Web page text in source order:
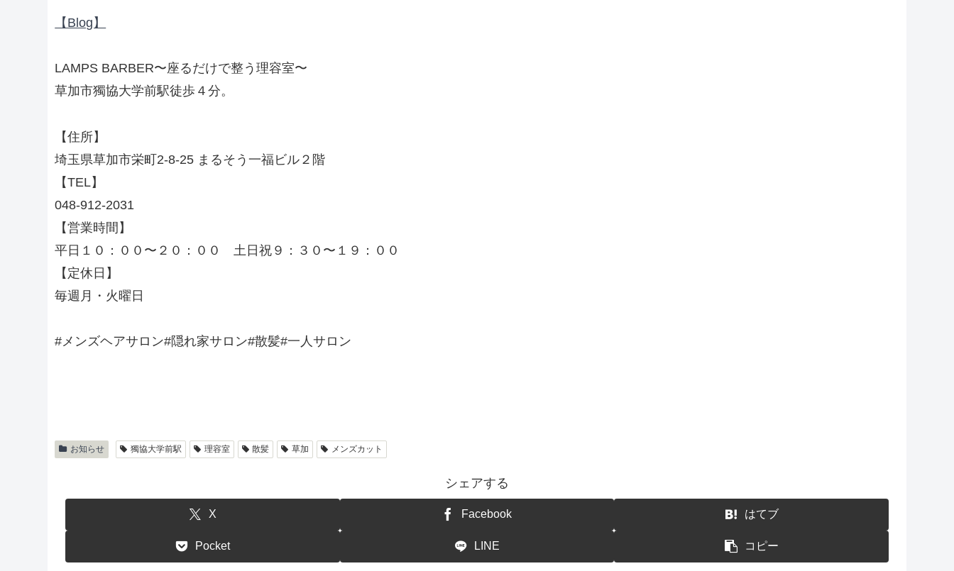
【Blog】
LAMPS BARBER〜座るだけで整う理容室〜
草加市獨協大学前駅徒歩４分。
【住所】
埼玉県草加市栄町2-8-25 まるそう一福ビル２階
【TEL】
048-912-2031
【営業時間】
平日１０：００〜２０：００ 土日祝９：３０〜１９：００
【定休日】
毎週月・火曜日
#メンズヘアサロン#隠れ家サロン#散髪#一人サロン
お知らせ 獨協大学前駅 理容室 散髪 草加 メンズカット
シェアする
X Facebook はてブ
Pocket LINE コピー